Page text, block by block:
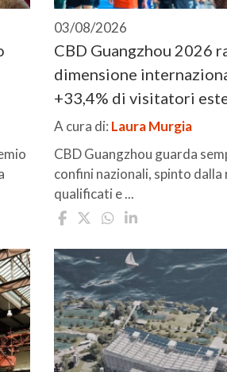
03/08/2026
CBD Guangzhou 2026
dimensione
+33,4% di visitatori
A cura di: Laura Murgia
CBD Guangzhou guarda
confini nazionali, spinto
qualificati e ...